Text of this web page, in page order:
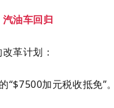
油车回归
革计划：
“$7500加元税收抵免”。